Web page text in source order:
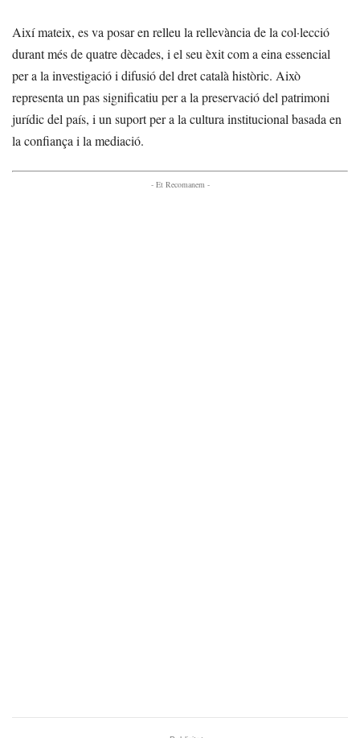
Així mateix, es va posar en relleu la rellevància de la col·lecció
durant més de quatre dècades, i el seu èxit com a eina essencial
per a la investigació i difusió del dret català històric. Això
representa un pas significatiu per a la preservació del patrimoni
jurídic del país, i un suport per a la cultura institucional basada en
la confiança i la mediació.
- Et Recomanem -